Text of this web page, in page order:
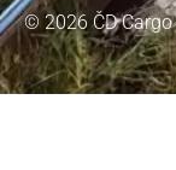
© 2026 ČD Cargo